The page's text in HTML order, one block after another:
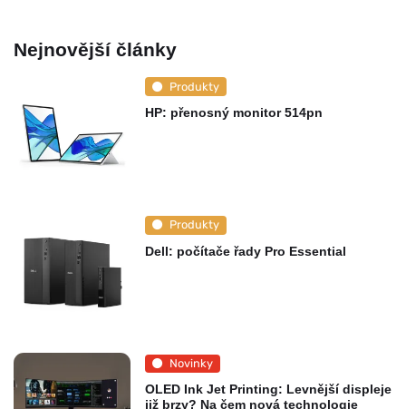
Nejnovější články
Produkty
HP: přenosný monitor 514pn
Produkty
Dell: počítače řady Pro Essential
Novinky
OLED Ink Jet Printing: Levnější displeje
již brzy? Na čem nová technologie